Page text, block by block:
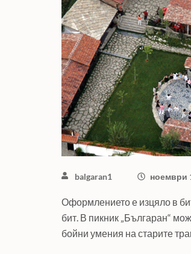
balgaran1 ноември
Оформлението е изцяло в
бит. В пикник „Българан“
бойни умения на старите